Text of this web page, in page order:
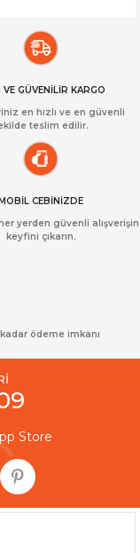
GÜVENİLİR KARGO
en hızlı ve en güvenli
teslim edilir.
CEBİNİZDE
yerden güvenli alışverişin
keyfini çıkarın.
ödeme imkanı
Store